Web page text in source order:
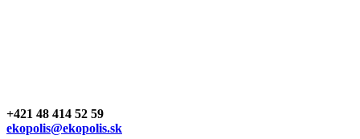
+421 48 414 52 59
ekopolis@ekopolis.sk